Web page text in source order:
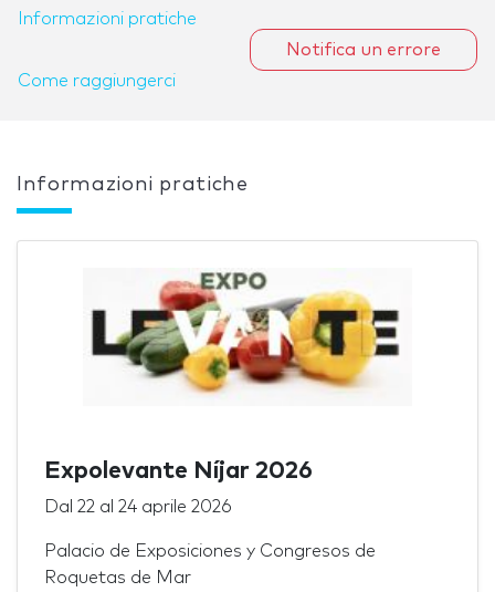
Informazioni pratiche
Come raggiungerci
Notifica un errore
Informazioni pratiche
Expolevante Níjar 2026
Dal 22 al 24 aprile 2026
Palacio de Exposiciones y Congresos de
Roquetas de Mar